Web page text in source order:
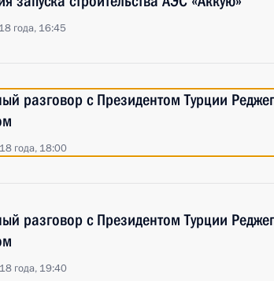
года, 16:45
разговор с Президентом Турции
года, 18:00
разговор с Президентом Турции
года, 19:40